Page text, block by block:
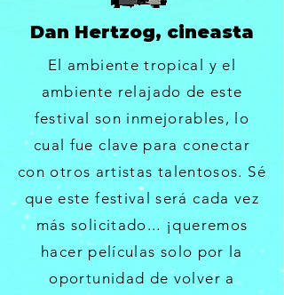
Dan Hertzog, cineasta
El ambiente tropical y el
ambiente relajado de este
festival son inmejorables, lo
cual fue clave para conectar
con otros artistas talentosos. Sé
que este festival será cada vez
más solicitado... ¡queremos
hacer películas solo por la
oportunidad de volver a